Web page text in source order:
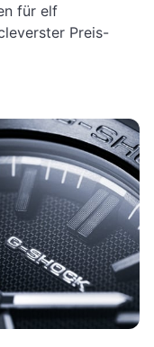
für elf
Preis-